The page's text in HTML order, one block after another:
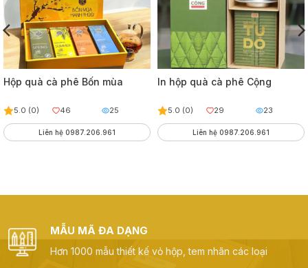
Hộp quà cà phê Bốn mùa
5.0 (0) 46 25
Liên hệ 0987.206.961
In hộp quà cà phê Cộng
5.0 (0) 29 23
Liên hệ 0987.206.961
MẪU MÃ ĐA DẠNG
Hơn 1000 mẫu thiết kế vỏ hộp, tem nhãn các loại